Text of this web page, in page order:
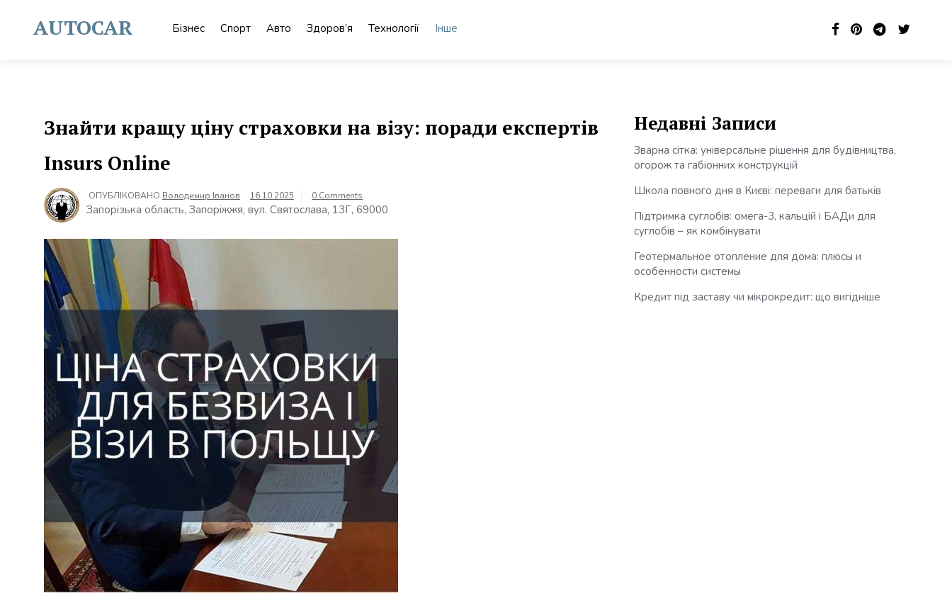
contentAUTOCAR Бізнес Спорт Авто Здоров’я Технології Інше
Знайти кращу ціну страховки на візу: поради експертів
Insurs Online
ОПУБЛІКОВАНО Володимир Іванов 16.10.2025 0 Comments
Запорізька область, Запоріжжя, вул. Святослава, 13Г, 69000
Недавні Записи
Зварна сітка: універсальне рішення для будівництва,
огорож та габіонних конструкцій
Школа повного дня в Києві: переваги для батьків
Підтримка суглобів: омега-3, кальцій і БАДи для
суглобів – як комбінувати
Геотермальное отопление для дома: плюсы и
особенности системы
Кредит під заставу чи мікрокредит: що вигідніше